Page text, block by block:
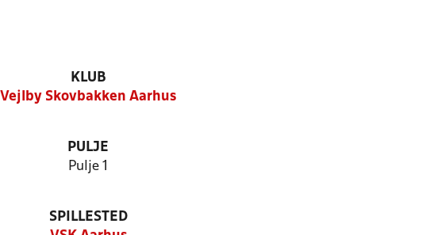
KLUB
Vejlby Skovbakken Aarhus
PULJE
Pulje 1
SPILLESTED